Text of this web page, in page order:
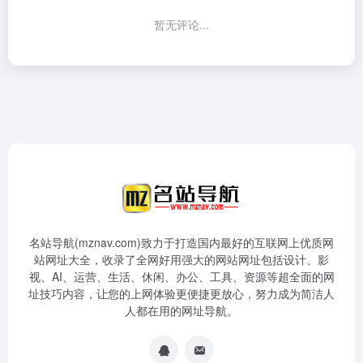
暂无评论...
名站导航(mznav.com)致力于打造国内最好的互联网上优质网
站网址大全，收录了全网好用强大的网站网址包括设计、影
视、AI、运营、生活、休闲、办公、工具、资源等超全面的网
址技巧内容，让您的上网体验更便捷更放心，努力成为简洁人
人都在用的网址导航。